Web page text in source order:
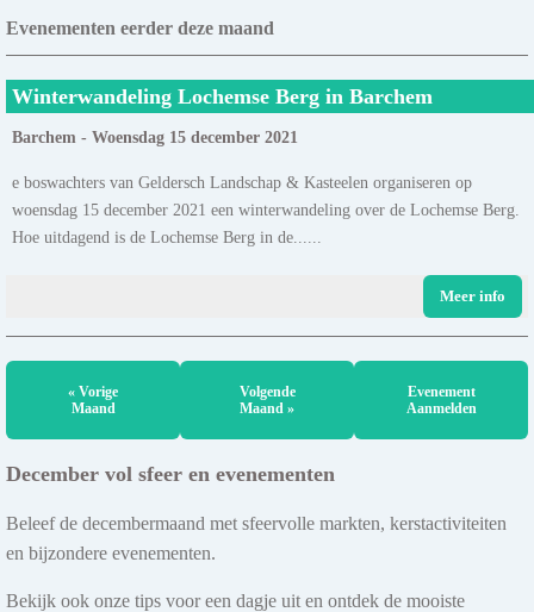
Evenementen eerder deze maand
Winterwandeling Lochemse Berg in Barchem
Barchem - Woensdag 15 december 2021
e boswachters van Geldersch Landschap & Kasteelen organiseren op
woensdag 15 december 2021 een winterwandeling over de Lochemse Berg.
Hoe uitdagend is de Lochemse Berg in de......
Meer info
« Vorige
Maand
Volgende
Maand »
Evenement
Aanmelden
December vol sfeer en evenementen
Beleef de decembermaand met sfeervolle markten, kerstactiviteiten
en bijzondere evenementen.
Bekijk ook onze tips voor een dagje uit en ontdek de mooiste